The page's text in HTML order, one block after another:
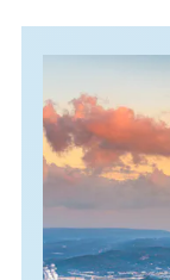
IDIOMA